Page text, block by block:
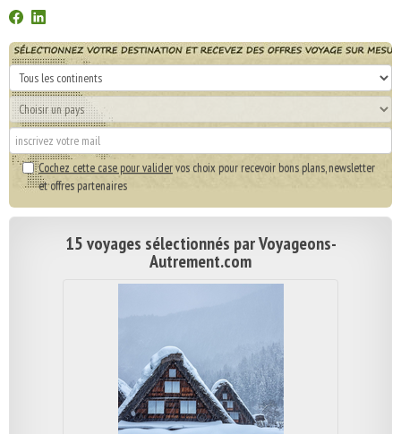
Cochez cette case pour validervos choix pour recevoir bons plans, newsletter
et offres partenaires
15 voyages sélectionnés par Voyageons-
Autrement.com